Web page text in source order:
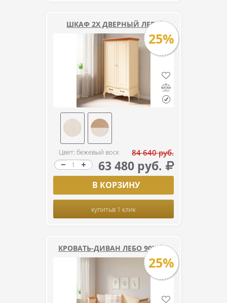
ШКАФ 2Х ДВЕРНЫЙ ЛЕБО
25%
Цвет: бежевый воск 84 640 руб.
63 480 руб.
В КОРЗИНУ
купитьв 1 клик
КРОВАТЬ-ДИВАН ЛЕБО 90Х200
25%